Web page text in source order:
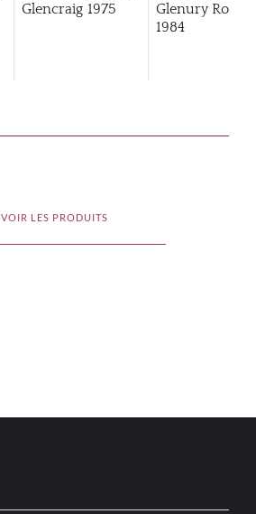
Glencraig 1975
Glenury Royal
1984
VOIR LES PRODUITS